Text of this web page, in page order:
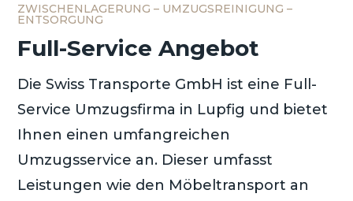
ZWISCHENLAGERUNG – UMZUGSREINIGUNG –
ENTSORGUNG
Full-Service Angebot
Die Swiss Transporte GmbH ist eine Full-
Service Umzugsfirma in Lupfig und bietet
Ihnen einen umfangreichen
Umzugsservice an. Dieser umfasst
Leistungen wie den Möbeltransport an